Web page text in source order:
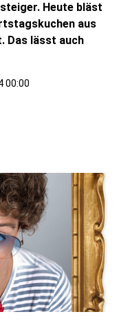
Heute bläst
aus
Das lässt auch
00:00